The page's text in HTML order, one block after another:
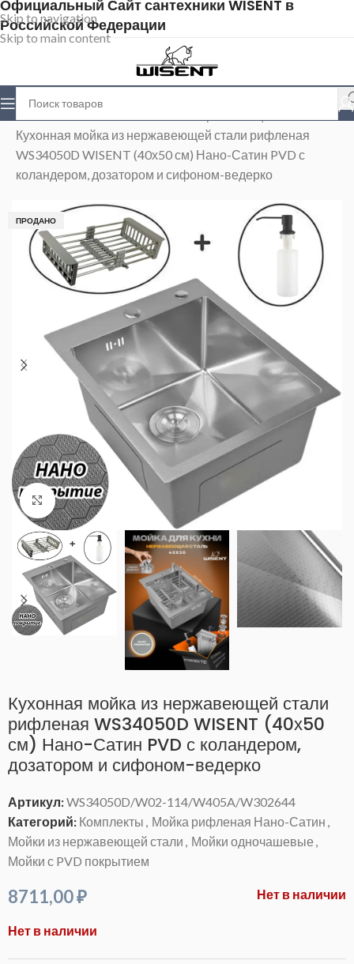
Skip to navigation
Skip to main content
Официальный Сайт сантехники WISENT в
Российской Федерации
Магазин
Кухонная мойка из нержавеющей стали рифленая
WS34050D WISENT (40х50 см) Нано-Сатин PVD с
коландером, дозатором и сифоном-ведерко
ПРОДАНО
Нажмите, чтобы увеличить
Кухонная мойка из нержавеющей стали
рифленая WS34050D WISENT (40х50
см) Нано-Сатин PVD с коландером,
дозатором и сифоном-ведерко
Артикул:WS34050D/W02-114/W405A/W302644
Категорий: Комплекты , Мойка рифленая Нано-Сатин ,
Мойки из нержавеющей стали , Мойки одночашевые ,
Мойки с PVD покрытием
8711,00₽ Нет в наличии
Нет в наличии